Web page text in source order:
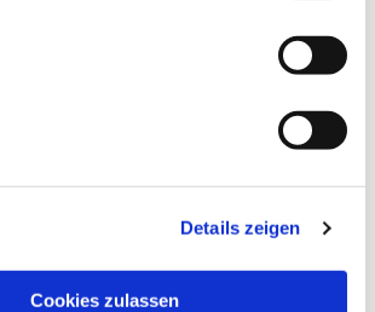
Details zeigen
Cookies zulassen